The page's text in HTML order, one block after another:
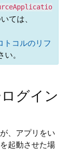
ては、
トコルのリフ
。
グイン
、アプリをい
起動させた場